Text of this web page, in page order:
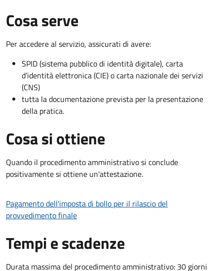
Cosa serve
Per accedere al servizio, assicurati di avere:
SPID (sistema pubblico di identità digitale), carta
d’identità elettronica (CIE) o carta nazionale dei servizi
(CNS)
tutta la documentazione prevista per la presentazione
della pratica.
Cosa si ottiene
Quando il procedimento amministrativo si conclude
positivamente si ottiene un'attestazione.
Pagamento dell'imposta di bollo per il rilascio del
provvedimento finale
Tempi e scadenze
Durata massima del procedimento amministrativo: 30 giorni